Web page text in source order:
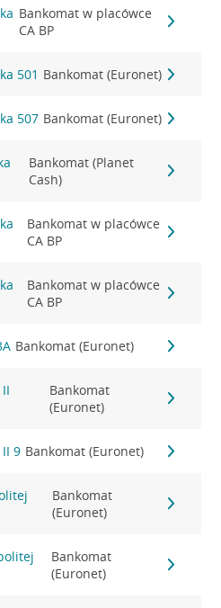
Bankomat w placówce
CA BP
501 Bankomat (Euronet)
507 Bankomat (Euronet)
Bankomat (Planet
Cash)
Bankomat w placówce
CA BP
Bankomat w placówce
CA BP
Bankomat (Euronet)
Bankomat
(Euronet)
II 9 Bankomat (Euronet)
Bankomat
(Euronet)
Bankomat
(Euronet)